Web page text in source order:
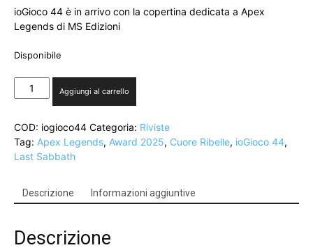
ioGioco 44 è in arrivo con la copertina dedicata a Apex
Legends di MS Edizioni
Disponibile
ioGioco
N.44
Apex
Legends
quantità
Aggiungi al carrello
COD: iogioco44 Categoria: Riviste
Tag: Apex Legends, Award 2025, Cuore Ribelle, ioGioco 44,
Last Sabbath
Descrizione Informazioni aggiuntive
Descrizione